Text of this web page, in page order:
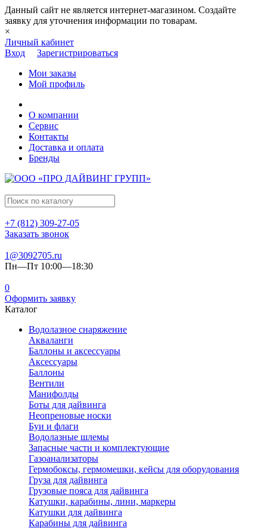
Данный сайт не является интернет-магазином. Создайте
заявку для уточнения информации по товарам.
×
Личный кабинет
Вход
Зарегистрироваться
Мои заказы
Мой профиль
О компании
Сервис
Контакты
Доставка и оплата
Бренды
+7 (812) 309-27-05
Заказать звонок
1@3092705.ru
Пн—Пт 10:00—18:30
0
Оформить заявку
Каталог
Водолазное снаряжение
Акваланги
Баллоны и аксессуары
Аксессуары
Баллоны
Вентили
Манифолды
Боты для дайвинга
Неопреновые носки
Буи и флаги
Водолазные шлемы
Запасные части и комплектующие
Газоанализаторы
Гермобоксы, гермомешки, кейсы для оборудования
Груза для дайвинга
Грузовые пояса для дайвинга
Катушки, карабины, лини, маркеры
Катушки для дайвинга
Карабины для дайвинга